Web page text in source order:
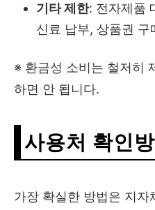
기타 제한: 전자제품
신료 납부, 상품권 구
※ 환금성 소비는 철저히
하면 안 됩니다.
사용처 확인
가장 확실한 방법은 지자